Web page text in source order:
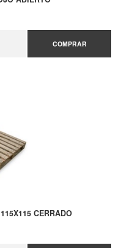
COMPRAR
CERRADO